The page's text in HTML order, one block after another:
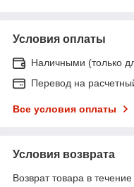
Условия оплаты
Наличными (только
Перевод на
Все условия оплаты
Условия возврата
Возврат товара в